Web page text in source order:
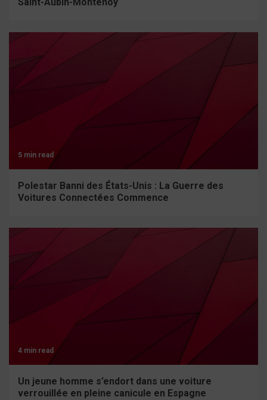
5 min read
Polestar Banni des États-Unis : La Guerre des
Voitures Connectées Commence
4 min read
Un jeune homme s’endort dans une voiture
verrouillée en pleine canicule en Espagne